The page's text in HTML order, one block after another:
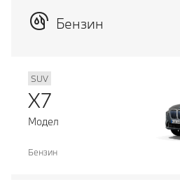
Бензин
SUV
X7
Модел
Бензин